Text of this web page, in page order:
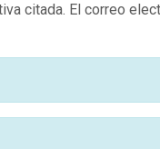
citada. El correo